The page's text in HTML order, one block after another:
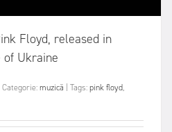
Floyd, released in
of Ukraine
Categorie:muzică Tags:pink floyd,